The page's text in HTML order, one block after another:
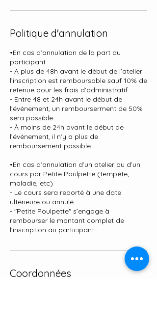
Politique d'annulation
•En cas d’annulation de la part du
participant
- A plus de 48h avant le début de l’atelier :
l’inscription est remboursable sauf 10% de
retenue pour les frais d’administratif
- Entre 48 et 24h avant le début de
l'événement, un rembourserment de 50%
sera possible
- À moins de 24h avant le début de
l’événement, il n’y a plus de
remboursement possible
•En cas d’annulation d’un atelier ou d’un
cours par Petite Poulpette (tempête,
maladie, etc)
- Le cours sera reporté à une date
ultérieure ou annulé
- "Petite Poulpette" s’engage à
rembourser le montant complet de
l’inscription au participant.
Coordonnées